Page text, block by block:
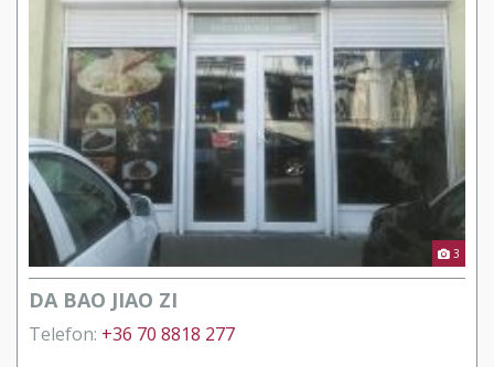
3
DA BAO JIAO ZI
Telefon: +36 70 8818 277